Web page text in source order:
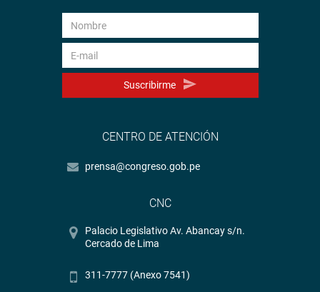
Suscribirme
CENTRO DE ATENCIÓN
prensa@congreso.gob.pe
CNC
Palacio Legislativo Av. Abancay s/n.
Cercado de Lima
311-7777 (Anexo 7541)